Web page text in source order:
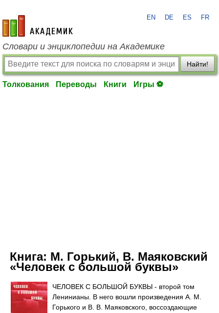
academic.ru
EN DE ES FR
Словари и энциклопедии на Академике
Найти!
Толкования Переводы Книги Игры ⚽
Книга: М. Горький, В. Маяковский
«Человек с большой буквы»
ЧЕЛОВЕК С БОЛЬШОЙ БУКВЫ - второй том
Ленинианы. В него вошли произведения А. М.
Горького и В. В. Маяковского, воссоздающие